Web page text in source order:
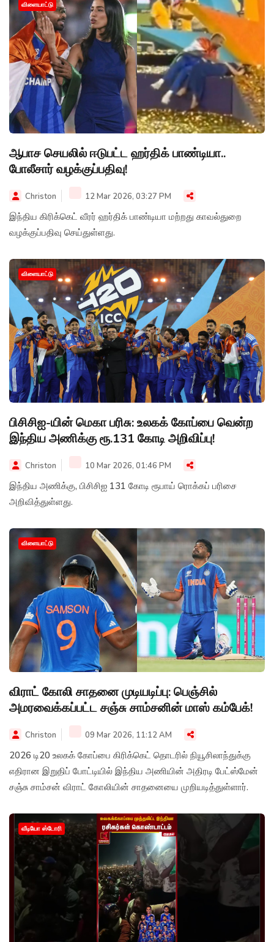
விளையாட்டு
ஆபாச செயலில் ஈடுபட்ட ஹர்திக் பாண்டியா..
போலீசார் வழக்குப்பதிவு!
Christon 12 Mar 2026, 03:27 PM
இந்திய கிரிக்கெட் வீரர் ஹர்திக் பாண்டியா மற்றது காவல்துறை
வழக்குப்பதிவு செய்துள்ளது.
விளையாட்டு
பிசிசிஐ-யின் மெகா பரிசு: உலகக் கோப்பை வென்ற
இந்திய அணிக்கு ரூ.131 கோடி அறிவிப்பு!
Christon 10 Mar 2026, 01:46 PM
இந்திய அணிக்கு, பிசிசிஐ 131 கோடி ரூபாய் ரொக்கப் பரிசை
அறிவித்துள்ளது.
விளையாட்டு
விராட் கோலி சாதனை முடியடிப்பு: பெஞ்சில்
அமரவைக்கப்பட்ட சஞ்சு சாம்சனின் மாஸ் கம்பேக்!
Christon 09 Mar 2026, 11:12 AM
2026 டி20 உலகக் கோப்பை கிரிக்கெட் தொடரில் நியூசிலாந்துக்கு
எதிரான இறுதிப் போட்டியில் இந்திய அணியின் அதிரடி பேட்ஸ்மேன்
சஞ்சு சாம்சன் விராட் கோலியின் சாதனையை முறியடித்துள்ளார்.
வீடியோ ஸ்டோரி